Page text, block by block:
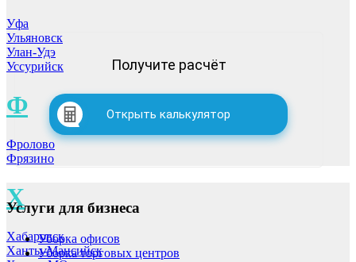
Уфа
Ульяновск
Улан-Удэ
Уссурийск
Ф
Фролово
Фрязино
Х
Хабаровск
Ханты-Мансийск
Получите расчёт
Открыть калькулятор
Услуги для бизнеса
Уборка офисов
Уборка торговых центров